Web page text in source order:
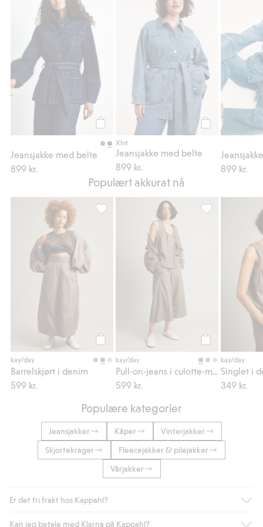
Jeansjakke med belte
899 kr.
Jeansjakke med belte, Legg til i favoriter
Legg til
Xlnt
Jeansjakke med belte
899 kr.
899 kr.
Populært akkurat nå
Legg til
kay/day
Barrelskjørt i denim
599 kr.
Barrelskjørt i denim, Legg til i favoriter
Legg til
kay/day
599 kr.
Pull-on-jeans
kay/day
Singlet i
349 kr.
Populære kategorier
Jeansjakker Kåper
Vinterjakker
Skjortekrager
Fleecejakker & piléjakker
Vårjakker
Er det fri frakt hos Kappahl?
Kan jeg betale med Klarna på Kappahl?